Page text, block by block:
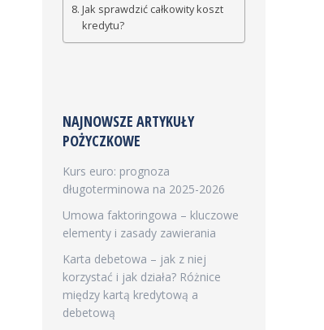
Jak sprawdzić całkowity koszt
kredytu?
NAJNOWSZE ARTYKUŁY
POŻYCZKOWE
Kurs euro: prognoza
długoterminowa na 2025-2026
Umowa faktoringowa – kluczowe
elementy i zasady zawierania
Karta debetowa – jak z niej
korzystać i jak działa? Różnice
między kartą kredytową a
debetową